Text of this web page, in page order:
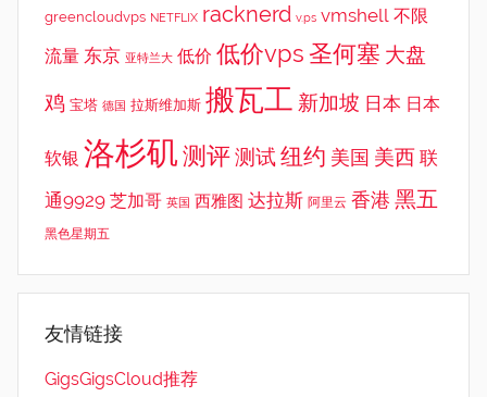
greencloudvps NETFLIX racknerd v.ps vmshell 不限
流量 东京 亚特兰大 低价 低价vps 圣何塞 大盘
鸡 宝塔 德国 拉斯维加斯 搬瓦工 新加坡 日本 日本
软银 洛杉矶 测评测试纽约 美国 美西 联
通9929 芝加哥 英国 西雅图 达拉斯 阿里云 香港 黑五
黑色星期五
友情链接
GigsGigsCloud推荐